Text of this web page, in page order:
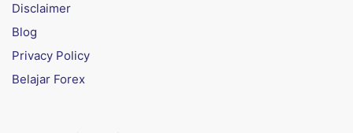
Disclaimer
Blog
Privacy Policy
Belajar Forex